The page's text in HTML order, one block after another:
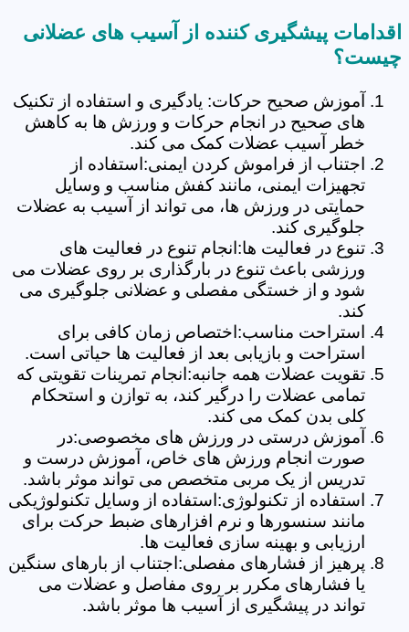
اقدامات پیشگیری کننده از آسیب های عضلانی
چیست؟
آموزش صحیح حرکات: یادگیری و استفاده از تکنیک
های صحیح در انجام حرکات و ورزش ها به کاهش
خطر آسیب عضلات کمک می کند.
اجتناب از فراموش کردن ایمنی:استفاده از
تجهیزات ایمنی، مانند کفش مناسب و وسایل
حمایتی در ورزش ها، می تواند از آسیب به عضلات
جلوگیری کند.
تنوع در فعالیت ها:انجام تنوع در فعالیت های
ورزشی باعث تنوع در بارگذاری بر روی عضلات می
شود و از خستگی مفصلی و عضلانی جلوگیری می
کند.
استراحت مناسب:اختصاص زمان کافی برای
استراحت و بازیابی بعد از فعالیت ها حیاتی است.
تقویت عضلات همه جانبه:انجام تمرینات تقویتی که
تمامی عضلات را درگیر کند، به توازن و استحکام
کلی بدن کمک می کند.
آموزش درستی در ورزش های مخصوصی:در
صورت انجام ورزش های خاص، آموزش درست و
تدریس از یک مربی متخصص می تواند موثر باشد.
استفاده از تکنولوژی:استفاده از وسایل تکنولوژیکی
مانند سنسورها و نرم افزارهای ضبط حرکت برای
ارزیابی و بهینه سازی فعالیت ها.
پرهیز از فشارهای مفصلی:اجتناب از بارهای سنگین
یا فشارهای مکرر بر روی مفاصل و عضلات می
تواند در پیشگیری از آسیب ها موثر باشد.